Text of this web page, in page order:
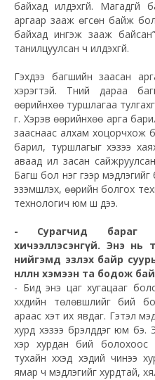
байхад илүүдэхгүй.
аргаар зааж өгсөн байж
байхад ингэж зааж
танилцуулсан ч илүүдэхгүй.
Гэхдээ багшийн заасан
хэрэгтэй. Түүний дараа
өөрийнхөө туршлагаа
үг. Хэрэв өөрийнхөө арга
зааснаас алхам хоцорчхож
барил, туршлагыг хэзээ
аваад илүү засан
Багш бол нэг үгээр мэдлэгийг
эзэмшүүлэх, өөрийн болгох
технологич юм шүү дээ.
- Сурагчид бараг
хичээллэсэнгүй. Энэ нь
нийгэмд эзлэх байр
нөлөөлнө хэмээн та бодож
- Бид энэ цаг хугацааг
хүүхдийн төлөвшлийг бий
араас хэт их явдаг. Гэтэл
хурд хэзээ бүрэлддэг юм бэ.
хэр хурдан бий болохоос
тухайн хүүхэд хэдий чинээ
ямар ч мэдлэгийг хурдтай,